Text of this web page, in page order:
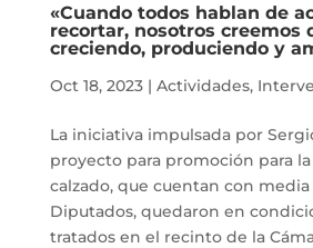
«Cuando todos hablan de
recortar, nosotros creemos
creciendo, produciendo y
Oct 18, 2023| Actividades,
La iniciativa impulsada por
proyecto para promoción para
calzado, que cuentan con
Diputados, quedaron en
tratados en el recinto de la